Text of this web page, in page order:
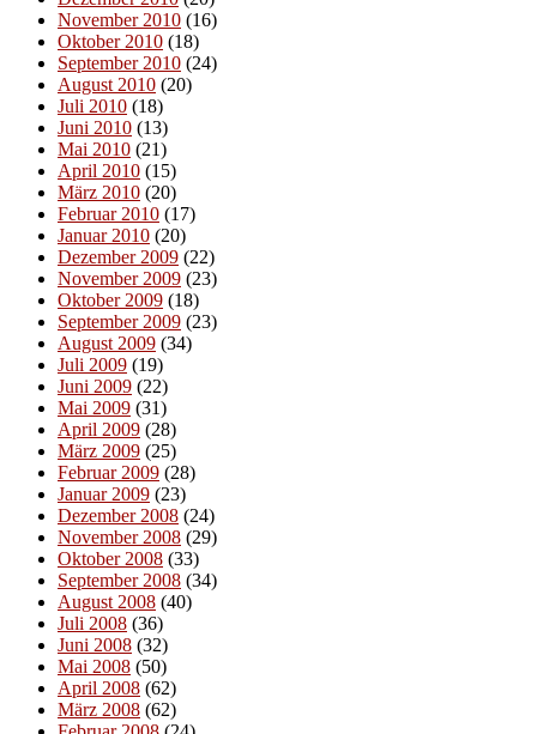
November 2010 (16)
Oktober 2010 (18)
September 2010 (24)
August 2010 (20)
Juli 2010 (18)
Juni 2010 (13)
Mai 2010 (21)
April 2010 (15)
März 2010 (20)
Februar 2010 (17)
Januar 2010 (20)
Dezember 2009 (22)
November 2009 (23)
Oktober 2009 (18)
September 2009 (23)
August 2009 (34)
Juli 2009 (19)
Juni 2009 (22)
Mai 2009 (31)
April 2009 (28)
März 2009 (25)
Februar 2009 (28)
Januar 2009 (23)
Dezember 2008 (24)
November 2008 (29)
Oktober 2008 (33)
September 2008 (34)
August 2008 (40)
Juli 2008 (36)
Juni 2008 (32)
Mai 2008 (50)
April 2008 (62)
März 2008 (62)